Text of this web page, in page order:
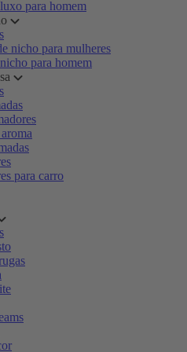
para homem
nicho para mulheres
para homem
para carro